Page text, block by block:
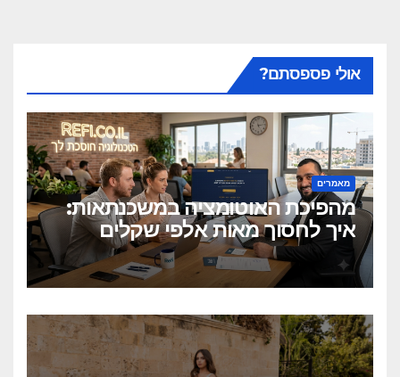
אולי פספסתם?
מאמרים
מהפיכת האוטומציה במשכנתאות:
איך לחסוך מאות אלפי שקלים
בלחיצת כפתור?